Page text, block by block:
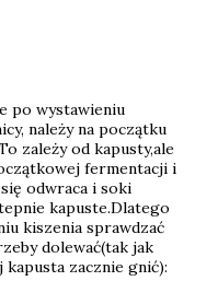
po wystawieniu
należy na początku
zależy od kapusty,ale
fermentacji i
odwraca i soki
kapuste.Dlatego
kiszenia sprawdzać
dolewać(tak jak
kapusta zacznie gnić):